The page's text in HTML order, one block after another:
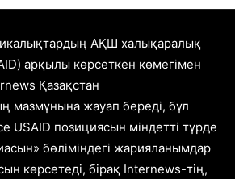
АҚШ халықаралық
арқылы көрсеткен көмегімен
Қазақстан
мазмұнына жауап береді, бұл
USAID позициясын міндетті түрде
бөліміндегі жарияланымдар
көрсетеді, бірақ Internews-тің,